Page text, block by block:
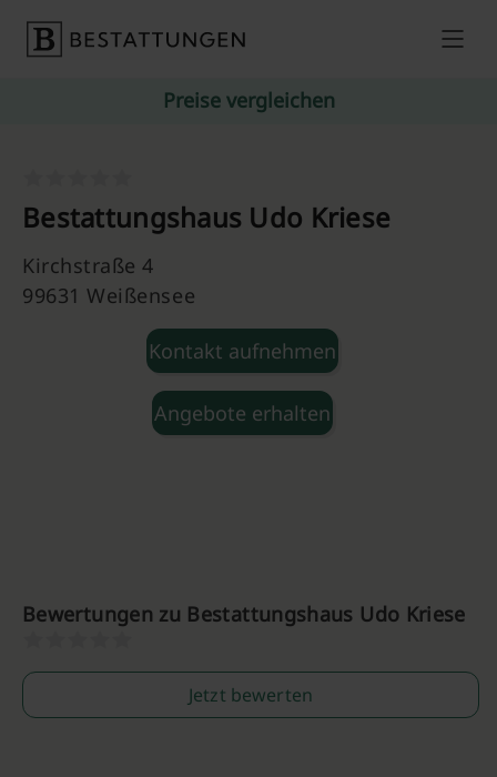
Preise vergleichen
Bestattungshaus Udo Kriese
Kirchstraße 4
99631 Weißensee
Kontakt aufnehmen
Angebote erhalten
Bewertungen zu Bestattungshaus Udo Kriese
Jetzt bewerten